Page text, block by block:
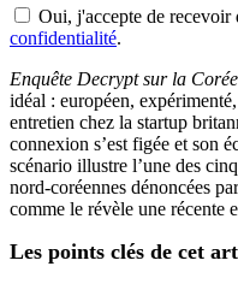
Oui, j'accepte de recevoir
confidentialité.
Enquête Decrypt sur la
idéal : européen,
entretien chez la startup
connexion s’est figée et son
scénario illustre l’une des
nord‑coréennes dénoncées
comme le révèle une récente
Les points clés de cet